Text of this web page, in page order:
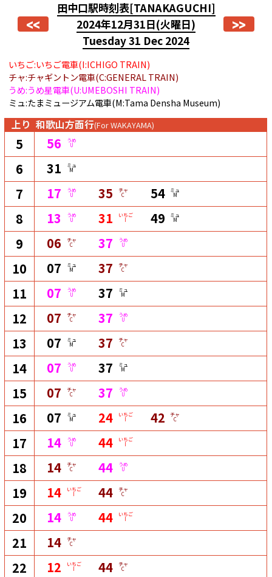
<<
田中口駅時刻表[TANAKAGUCHI]
2024年12月31日(火曜日)
Tuesday 31 Dec 2024
>>
いちご:いちご電車(I:ICHIGO TRAIN)
チャ:チャギントン電車(C:GENERAL TRAIN)
うめ:うめ星電車(U:UMEBOSHI TRAIN)
ミュ:たまミュージアム電車(M:Tama Densha Museum)
上り 和歌山方面行(For WAKAYAMA)
5 56 うめ
U
6 31 ミュ
M
7 17 うめ
U 35 チャ
C 54 ミュ
M
8 13 うめ
U 31 いちご
I 49 ミュ
M
9 06 チャ
C 37 うめ
U
10 07 ミュ
M 37 チャ
C
11 07 うめ
U 37 ミュ
M
12 07 チャ
C 37 うめ
U
13 07 ミュ
M 37 チャ
C
14 07 うめ
U 37 ミュ
M
15 07 チャ
C 37 うめ
U
16 07 ミュ
M 24 いちご
I 42 チャ
C
17 14 うめ
U 44 いちご
I
18 14 チャ
C 44 うめ
U
19 14 いちご
I 44 チャ
C
20 14 うめ
U 44 いちご
I
21 14 チャ
C
22 12 いちご
I 44 チャ
C